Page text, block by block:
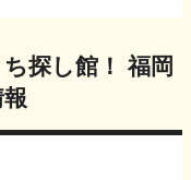
探し館！ 福岡